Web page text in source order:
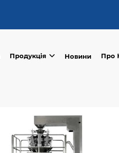
Продукція Новини Про